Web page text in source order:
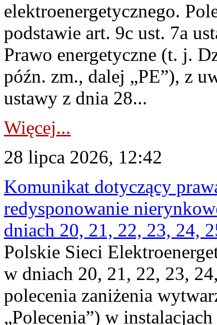
elektroenergetycznego.
podstawie art. 9c ust. 7a
Prawo energetyczne (t. j.
późn. zm., dalej „PE”), z
ustawy z dnia 28...
Więcej...
28 lipca 2026, 12:42
Komunikat dotyczący
redysponowanie
dniach 20, 21, 22, 23, 24,
Polskie Sieci
w dniach 20, 21, 22, 23,
polecenia zaniżenia
„Polecenia”) w